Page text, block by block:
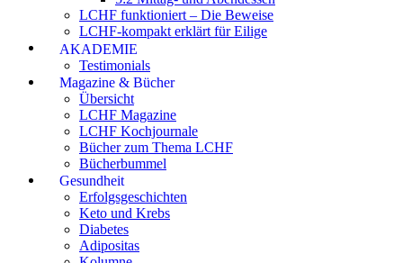
LCHF funktioniert – Die Beweise
LCHF-kompakt erklärt für Eilige
AKADEMIE
Testimonials
Magazine & Bücher
Übersicht
LCHF Magazine
LCHF Kochjournale
Bücher zum Thema LCHF
Bücherbummel
Gesundheit
Erfolgsgeschichten
Keto und Krebs
Diabetes
Adipositas